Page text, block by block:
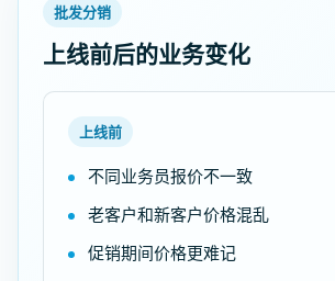
批发分销
上线前后的业务变化
上线前
不同业务员报价不一致
老客户和新客户价格混乱
促销期间价格更难记